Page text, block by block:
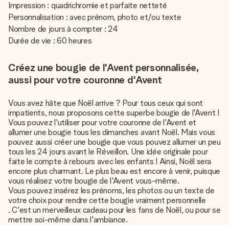
Impression : quadrichromie et parfaite netteté
Personnalisation : avec prénom, photo et/ou texte
Nombre de jours à compter : 24
Durée de vie : 60 heures
Créez une bougie de l'Avent personnalisée,
aussi pour votre couronne d'Avent
Vous avez hâte que Noël arrive ? Pour tous ceux qui sont
impatients, nous proposons cette superbe bougie de l'Avent !
Vous pouvez l'utiliser pour votre couronne de l'Avent et
allumer une bougie tous les dimanches avant Noël. Mais vous
pouvez aussi créer une bougie que vous pouvez allumer un peu
tous les 24 jours avant le Réveillon. Une idée originale pour
faite le compte à rebours avec les enfants ! Ainsi, Noël sera
encore plus charmant. Le plus beau est encore à venir, puisque
vous réalisez votre bougie de l'Avent vous-même.
Vous pouvez insérez les prénoms, les photos ou un texte de
votre choix pour rendre cette bougie vraiment personnelle
. C'est unmerveilleux cadeau pour les fans de Noël, ou pour se
mettre soi-même dans l'ambiance.